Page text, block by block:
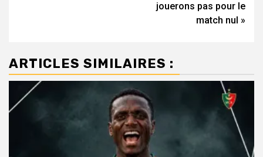
jouerons pas pour le
match nul »
ARTICLES SIMILAIRES :